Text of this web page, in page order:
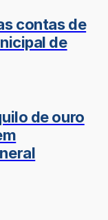
contas de
de
de ouro